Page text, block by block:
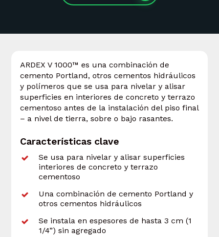
ARDEX V 1000™ es una combinación de
cemento Portland, otros cementos hidráulicos
y polímeros que se usa para nivelar y alisar
superficies en interiores de concreto y terrazo
cementoso antes de la instalación del piso final
– a nivel de tierra, sobre o bajo rasantes.
Características clave
Se usa para nivelar y alisar superficies
interiores de concreto y terrazo
cementoso
Una combinación de cemento Portland y
otros cementos hidráulicos
Se instala en espesores de hasta 3 cm (1
1/4”) sin agregado